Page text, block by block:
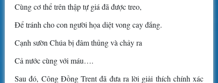
Cùng cơ thể trên thập tự giá đã được treo,
Để tránh cho con người họa diệt vong cay đắng.
Cạnh sườn Chúa bị đâm thủng và chảy ra
Cả nước cùng với máu….
Sau đó, Công Đồng Trent đã đưa ra lời giải thích chính xác